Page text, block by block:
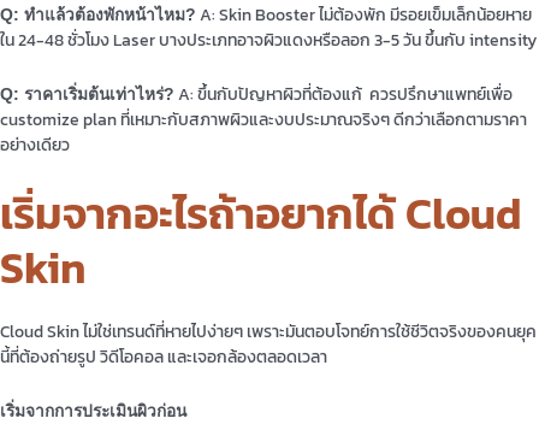
Q: ทำแล้วต้องพักหน้าไหม? A: Skin Booster ไม่ต้องพัก มีรอยเข็มเล็กน้อยหาย
ใน 24-48 ชั่วโมง Laser บางประเภทอาจผิวแดงหรือลอก 3-5 วัน ขึ้นกับ intensity
Q: ราคาเริ่มต้นเท่าไหร่? A: ขึ้นกับปัญหาผิวที่ต้องแก้ ควรปรึกษาแพทย์เพื่อ
customize plan ที่เหมาะกับสภาพผิวและงบประมาณจริงๆ ดีกว่าเลือกตามราคา
อย่างเดียว
เริ่มจากอะไรถ้าอยากได้ Cloud
Skin
Cloud Skin ไม่ใช่เทรนด์ที่หายไปง่ายๆ เพราะมันตอบโจทย์การใช้ชีวิตจริงของคนยุค
นี้ที่ต้องถ่ายรูป วิดีโอคอล และเจอกล้องตลอดเวลา
เริ่มจากการประเมินผิวก่อน